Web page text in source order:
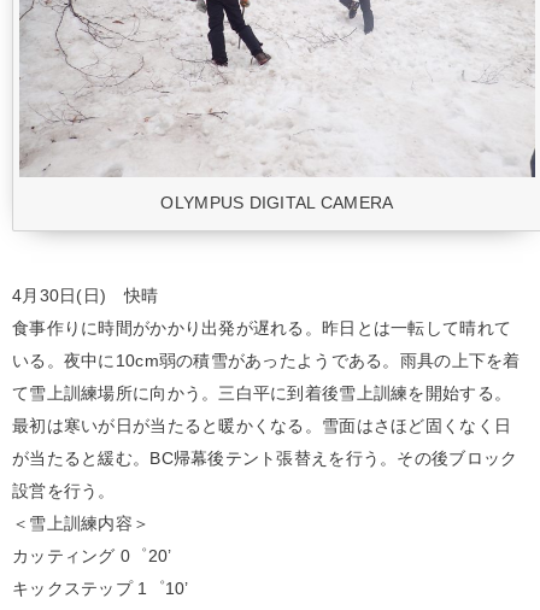
OLYMPUS DIGITAL CAMERA
4月30日(日) 快晴
食事作りに時間がかかり出発が遅れる。昨日とは一転して晴れて
いる。夜中に10cm弱の積雪があったようである。雨具の上下を着
て雪上訓練場所に向かう。三白平に到着後雪上訓練を開始する。
最初は寒いが日が当たると暖かくなる。雪面はさほど固くなく日
が当たると緩む。BC帰幕後テント張替えを行う。その後ブロック
設営を行う。
＜雪上訓練内容＞
カッティング 0゜20’
キックステップ 1゜10’